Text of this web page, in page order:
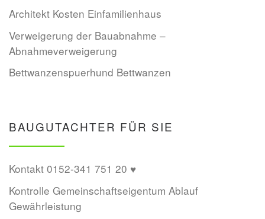
Architekt Kosten Einfamilienhaus
Verweigerung der Bauabnahme –
Abnahmeverweigerung
Bettwanzenspuerhund Bettwanzen
BAUGUTACHTER FÜR SIE
Kontakt 0152-341 751 20 ♥
Kontrolle Gemeinschaftseigentum Ablauf
Gewährleistung